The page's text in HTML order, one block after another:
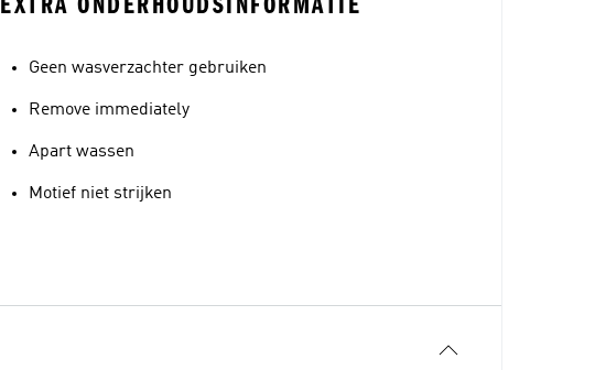
Geen wasverzachter gebruiken
Remove immediately
Apart wassen
Motief niet strijken